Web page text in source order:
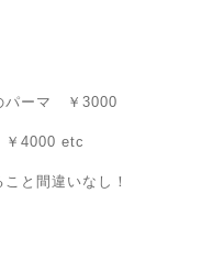
パーマ ￥3000
￥4000 etc
と間違いなし！